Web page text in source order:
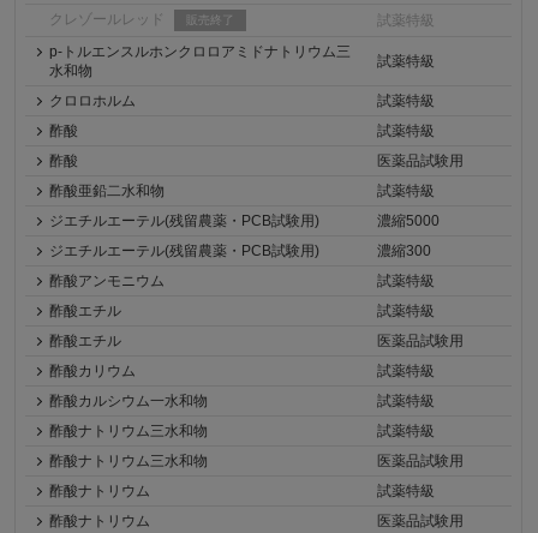
クレゾールレッド
販売終了
試薬特級
p-トルエンスルホンクロロアミドナトリウム三
水和物
試薬特級
クロロホルム
試薬特級
酢酸
試薬特級
酢酸
医薬品試験用
酢酸亜鉛二水和物
試薬特級
ジエチルエーテル(残留農薬・PCB試験用)
濃縮5000
ジエチルエーテル(残留農薬・PCB試験用)
濃縮300
酢酸アンモニウム
試薬特級
酢酸エチル
試薬特級
酢酸エチル
医薬品試験用
酢酸カリウム
試薬特級
酢酸カルシウム一水和物
試薬特級
酢酸ナトリウム三水和物
試薬特級
酢酸ナトリウム三水和物
医薬品試験用
酢酸ナトリウム
試薬特級
酢酸ナトリウム
医薬品試験用